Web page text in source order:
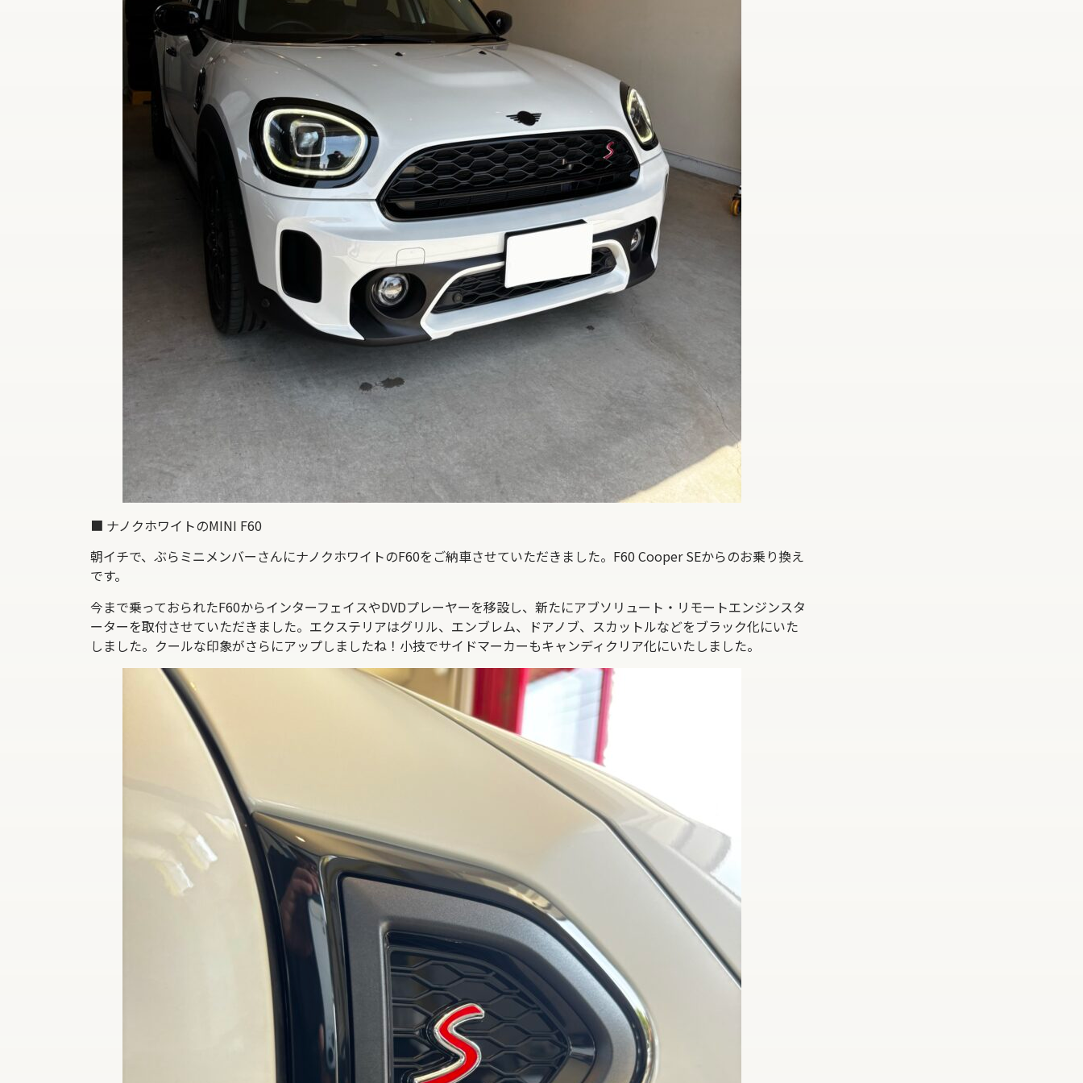
■ ナノクホワイトのMINI F60
朝イチで、ぶらミニメンバーさんにナノクホワイトのF60をご納車させていただきました。F60 Cooper SEからのお乗り換え
です。
今まで乗っておられたF60からインターフェイスやDVDプレーヤーを移設し、新たにアブソリュート・リモートエンジンスタ
ーターを取付させていただきました。エクステリアはグリル、エンブレム、ドアノブ、スカットルなどをブラック化にいた
しました。クールな印象がさらにアップしましたね！小技でサイドマーカーもキャンディクリア化にいたしました。